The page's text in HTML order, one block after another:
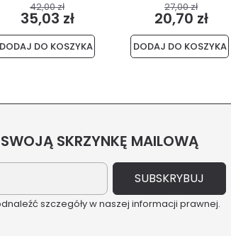
42,00 zł
35,03 zł
DODAJ DO KOSZYKA
27,00 zł
20,70 zł
DODAJ DO KOSZYKA
SKRZYNKĘ MAILOWĄ
szczegóły w naszej informacji prawnej.